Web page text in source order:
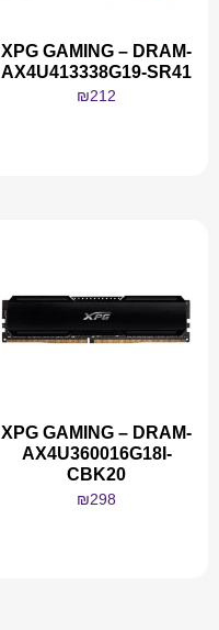
XPG GAMING – DRAM-
AX4U413338G19-SR41
₪212
XPG GAMING – DRAM-
AX4U360016G18I-
CBK20
₪298